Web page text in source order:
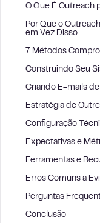
O Que É Outreach
Por Que o
em Vez Disso
7 Métodos
Construindo Seu
Criando E-mails
Estratégia de
Configuração
Expectativas e
Ferramentas e
Erros Comuns a
Perguntas
Conclusão